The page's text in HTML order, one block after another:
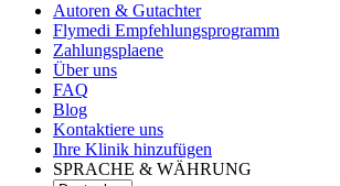
Autoren & Gutachter
Flymedi Empfehlungsprogramm
Zahlungsplaene
Über uns
FAQ
Blog
Kontaktiere uns
Ihre Klinik hinzufügen
SPRACHE & WÄHRUNG